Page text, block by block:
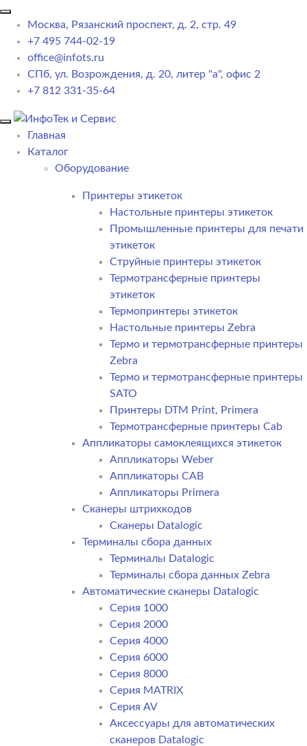
Москва, Рязанский проспект, д. 2, стр. 49
+7 495 744-02-19
office@infots.ru
СПб, ул. Возрождения, д. 20, литер "a", офис 2
+7 812 331-35-64
Главная
Каталог
Оборудование
Принтеры этикеток
Настольные принтеры этикеток
Промышленные принтеры для печати
этикеток
Струйные принтеры этикеток
Термотрансферные принтеры
этикеток
Термопринтеры этикеток
Настольные принтеры Zebra
Термо и термотрансферные принтеры
Zebra
Термо и термотрансферные принтеры
SATO
Принтеры DTM Print, Primera
Термотрансферные принтеры Cab
Аппликаторы самоклеящихся этикеток
Аппликаторы Weber
Аппликаторы CAB
Аппликаторы Primera
Сканеры штрихкодов
Сканеры Datalogic
Терминалы сбора данных
Терминалы Datalogic
Терминалы сбора данных Zebra
Автоматические сканеры Datalogic
Серия 1000
Серия 2000
Серия 4000
Серия 6000
Серия 8000
Серия MATRIX
Серия AV
Аксессуары для автоматических
сканеров Datalogic